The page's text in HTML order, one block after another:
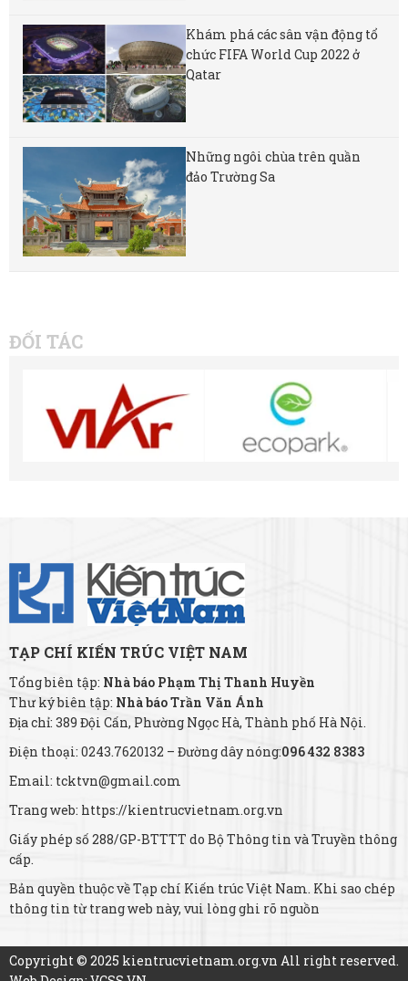
Khám phá các sân vận động tổ
chức FIFA World Cup 2022 ở
Qatar
Những ngôi chùa trên quần
đảo Trường Sa
ĐỐI TÁC
TẠP CHÍ KIẾN TRÚC VIỆT NAM
Tổng biên tập: Nhà báo Phạm Thị Thanh Huyền
Thư ký biên tập: Nhà báo Trần Văn Ánh
Địa chỉ: 389 Đội Cấn, Phường Ngọc Hà, Thành phố Hà Nội.
Điện thoại: 0243.7620132 – Đường dây nóng:096 432 8383
Email: tcktvn@gmail.com
Trang web: https://kientrucvietnam.org.vn
Giấy phép số 288/GP-BTTTT do Bộ Thông tin và Truyền thông
cấp.
Bản quyền thuộc về Tạp chí Kiến trúc Việt Nam. Khi sao chép
thông tin từ trang web này, vui lòng ghi rõ nguồn
Copyright © 2025 kientrucvietnam.org.vn All right reserved.